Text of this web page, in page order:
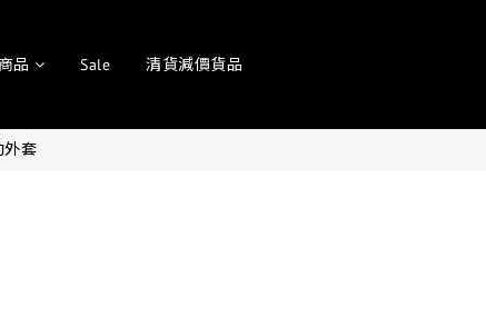
品 Sale 清貨減價貨品
外套